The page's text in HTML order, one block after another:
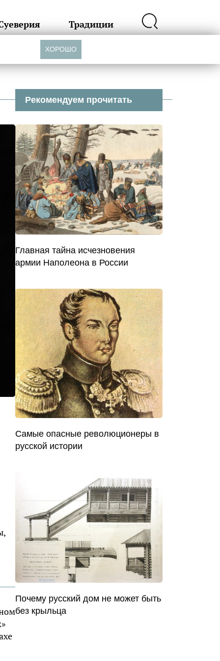
Традиции
Рекомендуем прочитать
Главная тайна исчезновения
армии Наполеона в России
Самые опасные революционеры в
русской истории
Почему русский дом не может быть
без крыльца
ХОРОШО